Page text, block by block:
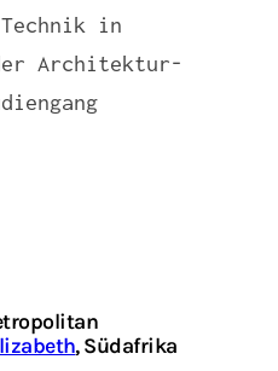
in
Architektur-
, Südafrika